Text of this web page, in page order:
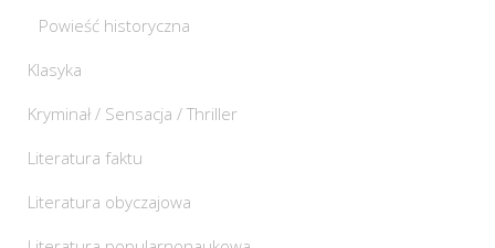
Powieść historyczna
Klasyka
Kryminał / Sensacja / Thriller
Literatura faktu
Literatura obyczajowa